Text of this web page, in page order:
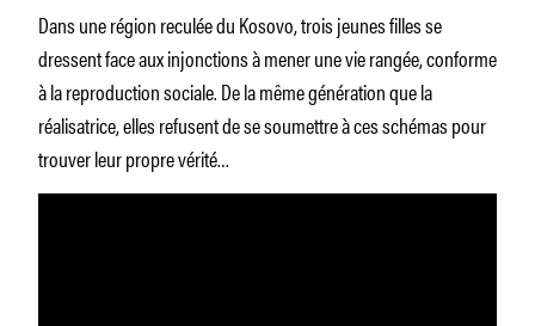
Dans une région reculée du Kosovo, trois jeunes filles se
dressent face aux injonctions à mener une vie rangée, conforme
à la reproduction sociale. De la même génération que la
réalisatrice, elles refusent de se soumettre à ces schémas pour
trouver leur propre vérité…